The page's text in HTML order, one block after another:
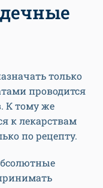
только
проводится
К тому же
к лекарствам
по рецепту.